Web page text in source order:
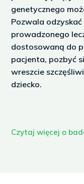
genetycznego
Pozwala
prowadzonego
dostosowaną do
pacjenta, pozbyć
wreszcie
dziecko.
Czytaj więcej o